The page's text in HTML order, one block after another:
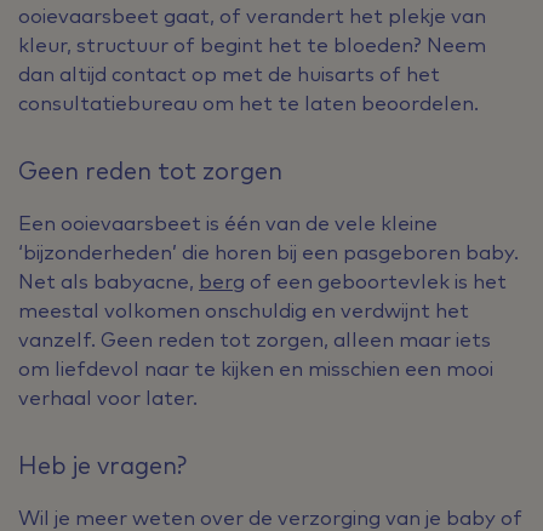
ooievaarsbeet gaat, of verandert het plekje van
kleur, structuur of begint het te bloeden? Neem
dan altijd contact op met de huisarts of het
consultatiebureau om het te laten beoordelen.
Geen reden tot zorgen
Een ooievaarsbeet is één van de vele kleine
‘bijzonderheden’ die horen bij een pasgeboren baby.
Net als babyacne, berg of een geboortevlek is het
meestal volkomen onschuldig en verdwijnt het
vanzelf. Geen reden tot zorgen, alleen maar iets
om liefdevol naar te kijken en misschien een mooi
verhaal voor later.
Heb je vragen?
Wil je meer weten over de verzorging van je baby of